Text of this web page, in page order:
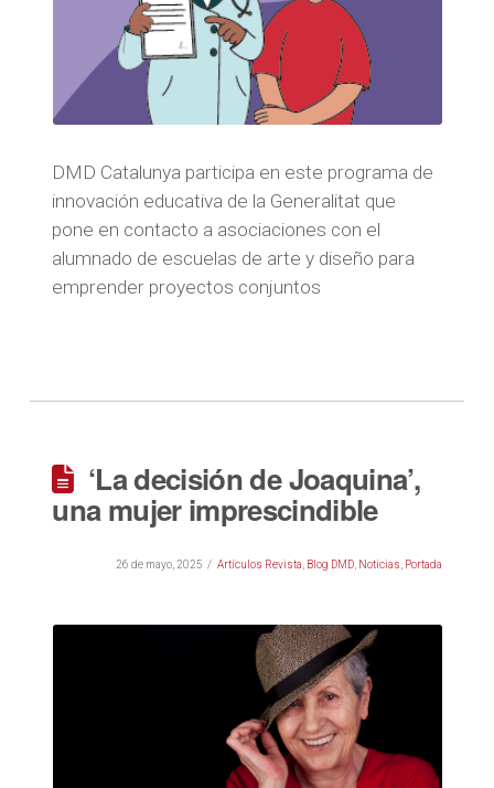
DMD Catalunya participa en este programa de
innovación educativa de la Generalitat que
pone en contacto a asociaciones con el
alumnado de escuelas de arte y diseño para
emprender proyectos conjuntos
‘La decisión de Joaquina’,
una mujer imprescindible
26 de mayo, 2025 Artículos Revista Blog DMD, Noticias Portada